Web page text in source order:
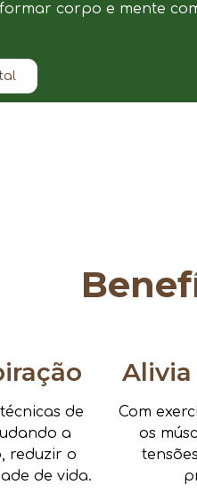
corpo e mente
de
a
reduzir o
de vida.
Com
os